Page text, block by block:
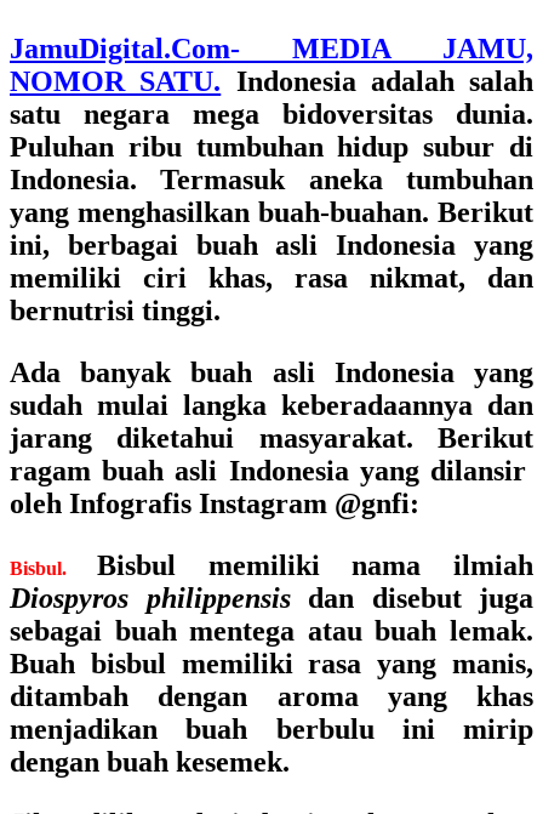
JamuDigital.Com- MEDIA JAMU,
NOMOR SATU. Indonesia adalah salah
satu negara mega bidoversitas dunia.
Puluhan ribu tumbuhan hidup subur di
Indonesia. Termasuk aneka tumbuhan
yang menghasilkan buah-buahan. Berikut
ini, berbagai buah asli Indonesia yang
memiliki ciri khas, rasa nikmat, dan
bernutrisi tinggi.
Ada banyak buah asli Indonesia yang
sudah mulai langka keberadaannya dan
jarang diketahui masyarakat. Berikut
ragam buah asli Indonesia yang dilansir
oleh Infografis Instagram @gnfi:
Bisbul. Bisbul memiliki nama ilmiah
Diospyros philippensisdan disebut juga
sebagai buah mentega atau buah lemak.
Buah bisbul memiliki rasa yang manis,
ditambah dengan aroma yang khas
menjadikan buah berbulu ini mirip
dengan buah kesemek.